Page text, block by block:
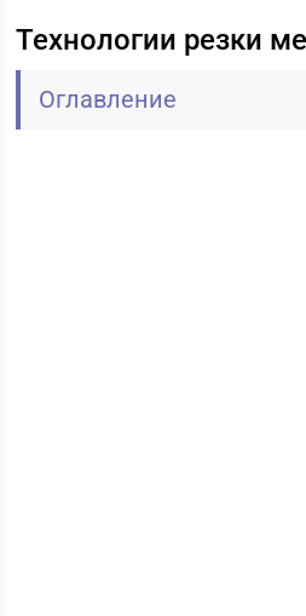
Технологии резки
Оглавление